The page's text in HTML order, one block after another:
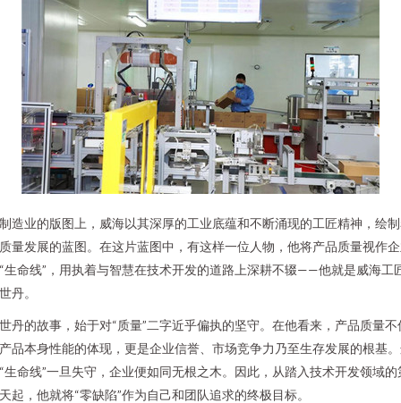
造业的版图上，威海以其深厚的工业底蕴和不断涌现的工匠精神，绘
量发展的蓝图。在这片蓝图中，有这样一位人物，他将产品质量视作
生命线”，用执着与智慧在技术开发的道路上深耕不辍——他就是威海工
丹。
丹的故事，始于对“质量”二字近乎偏执的坚守。在他看来，产品质量不
品本身性能的体现，更是企业信誉、市场竞争力乃至生存发展的根基
生命线”一旦失守，企业便如同无根之木。因此，从踏入技术开发领域的
起，他就将“零缺陷”作为自己和团队追求的终极目标。